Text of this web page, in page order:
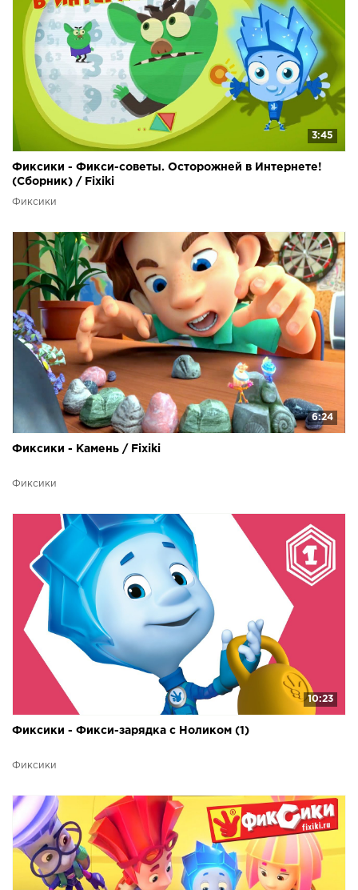
3:45
Фиксики - Фикси-советы. Осторожней в Интернете!
(Сборник) / Fixiki
Фиксики
6:24
Фиксики - Камень / Fixiki
Фиксики
10:23
Фиксики - Фикси-зарядка с Ноликом (1)
Фиксики